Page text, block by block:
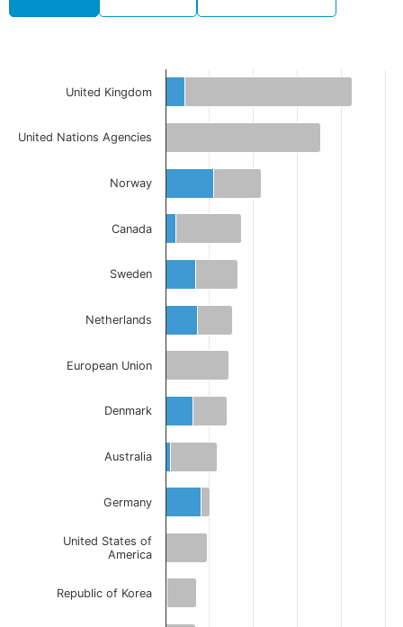
United Kingdom
United Nations Agencies
Norway
Canada
Sweden
Netherlands
European Union
Denmark
Australia
Germany
United States of
America
Republic of Korea